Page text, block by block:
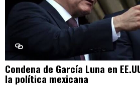
Condena de García Luna en
la política mexicana